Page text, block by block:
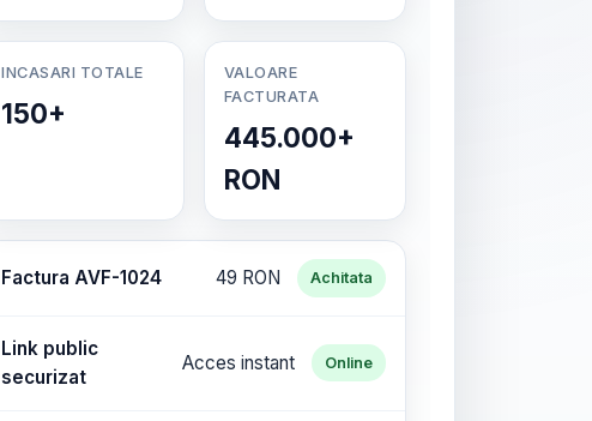
INCASARI TOTALE
150+
VALOARE
FACTURATA
445.000+
RON
Factura AVF-1024 49 RON Achitata
Link public
securizat
Acces instant Online